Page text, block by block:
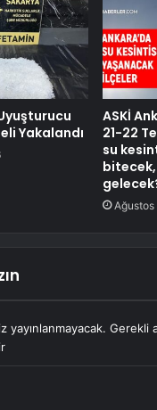
Yakalandı
ASKİ
21-22
su
yayınlanmayacak. Gerekli